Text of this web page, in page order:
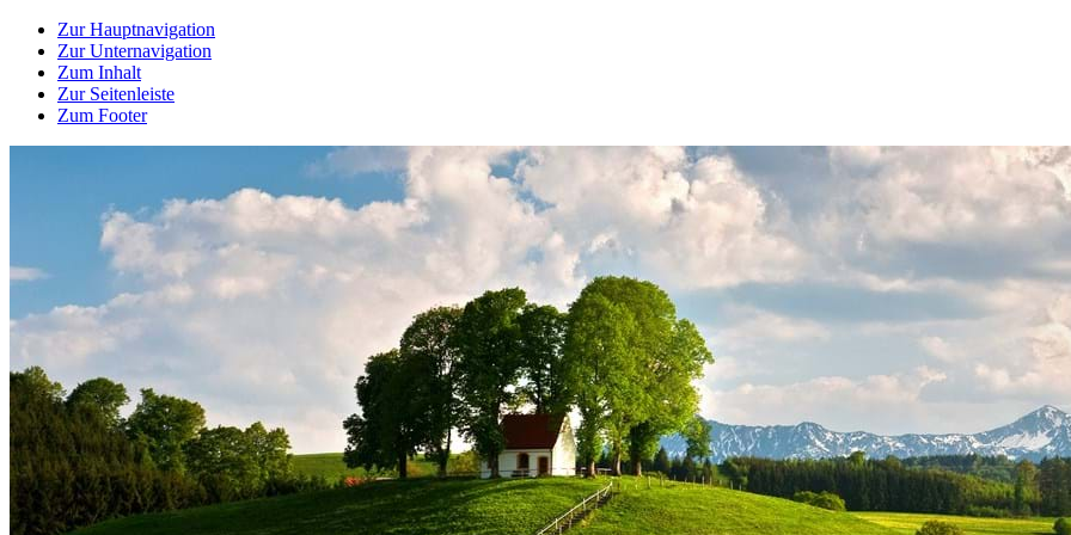
Zur Hauptnavigation
Zur Unternavigation
Zum Inhalt
Zur Seitenleiste
Zum Footer